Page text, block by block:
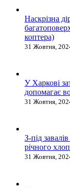
Наскрізна
коптера)
31 Жовтня,
У Харкові
допомагає
31 Жовтня,
З-під
річного
31 Жовтня,